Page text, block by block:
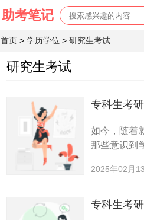
首页 > 学历学位 > 研究生考试
研究生考试
专科生考
如今，随着
那些意识到
的难易程度
2025年02月
专科生考